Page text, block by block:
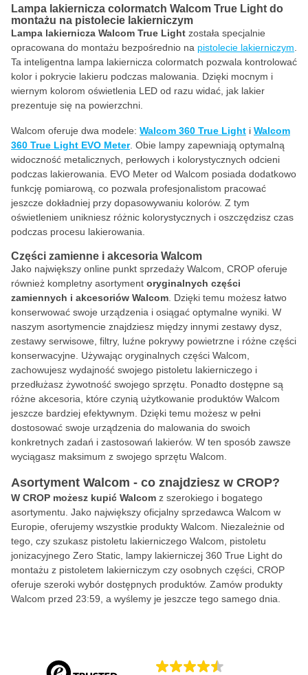
Lampa lakiernicza colormatch Walcom True Light do
montażu na pistolecie lakierniczym
Lampa lakiernicza Walcom True Light została specjalnie
opracowana do montażu bezpośrednio na pistolecie lakierniczym
Ta inteligentna lampa lakiernicza colormatch pozwala kontrolować
kolor i pokrycie lakieru podczas malowania. Dzięki mocnym i
wiernym kolorom oświetlenia LED od razu widać, jak lakier
prezentuje się na powierzchni.
Walcom oferuje dwa modele: Walcom 360 True Light i Walcom
360 True Light EVO Meter. Obie lampy zapewniają optymalną
widoczność metalicznych, perłowych i kolorystycznych odcieni
podczas lakierowania. EVO Meter od Walcom posiada dodatkowo
funkcję pomiarową, co pozwala profesjonalistom pracować
jeszcze dokładniej przy dopasowywaniu kolorów. Z tym
oświetleniem unikniesz różnic kolorystycznych i oszczędzisz czas
podczas procesu lakierowania.
Części zamienne i akcesoria Walcom
Jako największy online punkt sprzedaży Walcom, CROP oferuje
również kompletny asortyment oryginalnych części
zamiennych i akcesoriów Walcom . Dzięki temu możesz łatwo
konserwować swoje urządzenia i osiągać optymalne wyniki. W
naszym asortymencie znajdziesz między innymi zestawy dysz,
zestawy serwisowe, filtry, luźne pokrywy powietrzne i różne części
konserwacyjne. Używając oryginalnych części Walcom,
zachowujesz wydajność swojego pistoletu lakierniczego i
przedłużasz żywotność swojego sprzętu. Ponadto dostępne są
różne akcesoria, które czynią użytkowanie produktów Walcom
jeszcze bardziej efektywnym. Dzięki temu możesz w pełni
dostosować swoje urządzenia do malowania do swoich
konkretnych zadań i zastosowań lakierów. W ten sposób zawsze
wyciągasz maksimum z swojego sprzętu Walcom.
Asortyment Walcom - co znajdziesz w CROP?
W CROP możesz kupić Walcom z szerokiego i bogatego
asortymentu. Jako największy oficjalny sprzedawca Walcom w
Europie, oferujemy wszystkie produkty Walcom. Niezależnie od
tego, czy szukasz pistoletu lakierniczego Walcom, pistoletu
jonizacyjnego Zero Static, lampy lakierniczej 360 True Light do
montażu z pistoletem lakierniczym czy osobnych części, CROP
oferuje szeroki wybór dostępnych produktów. Zamów produkty
Walcom przed 23:59, a wyślemy je jeszcze tego samego dnia.